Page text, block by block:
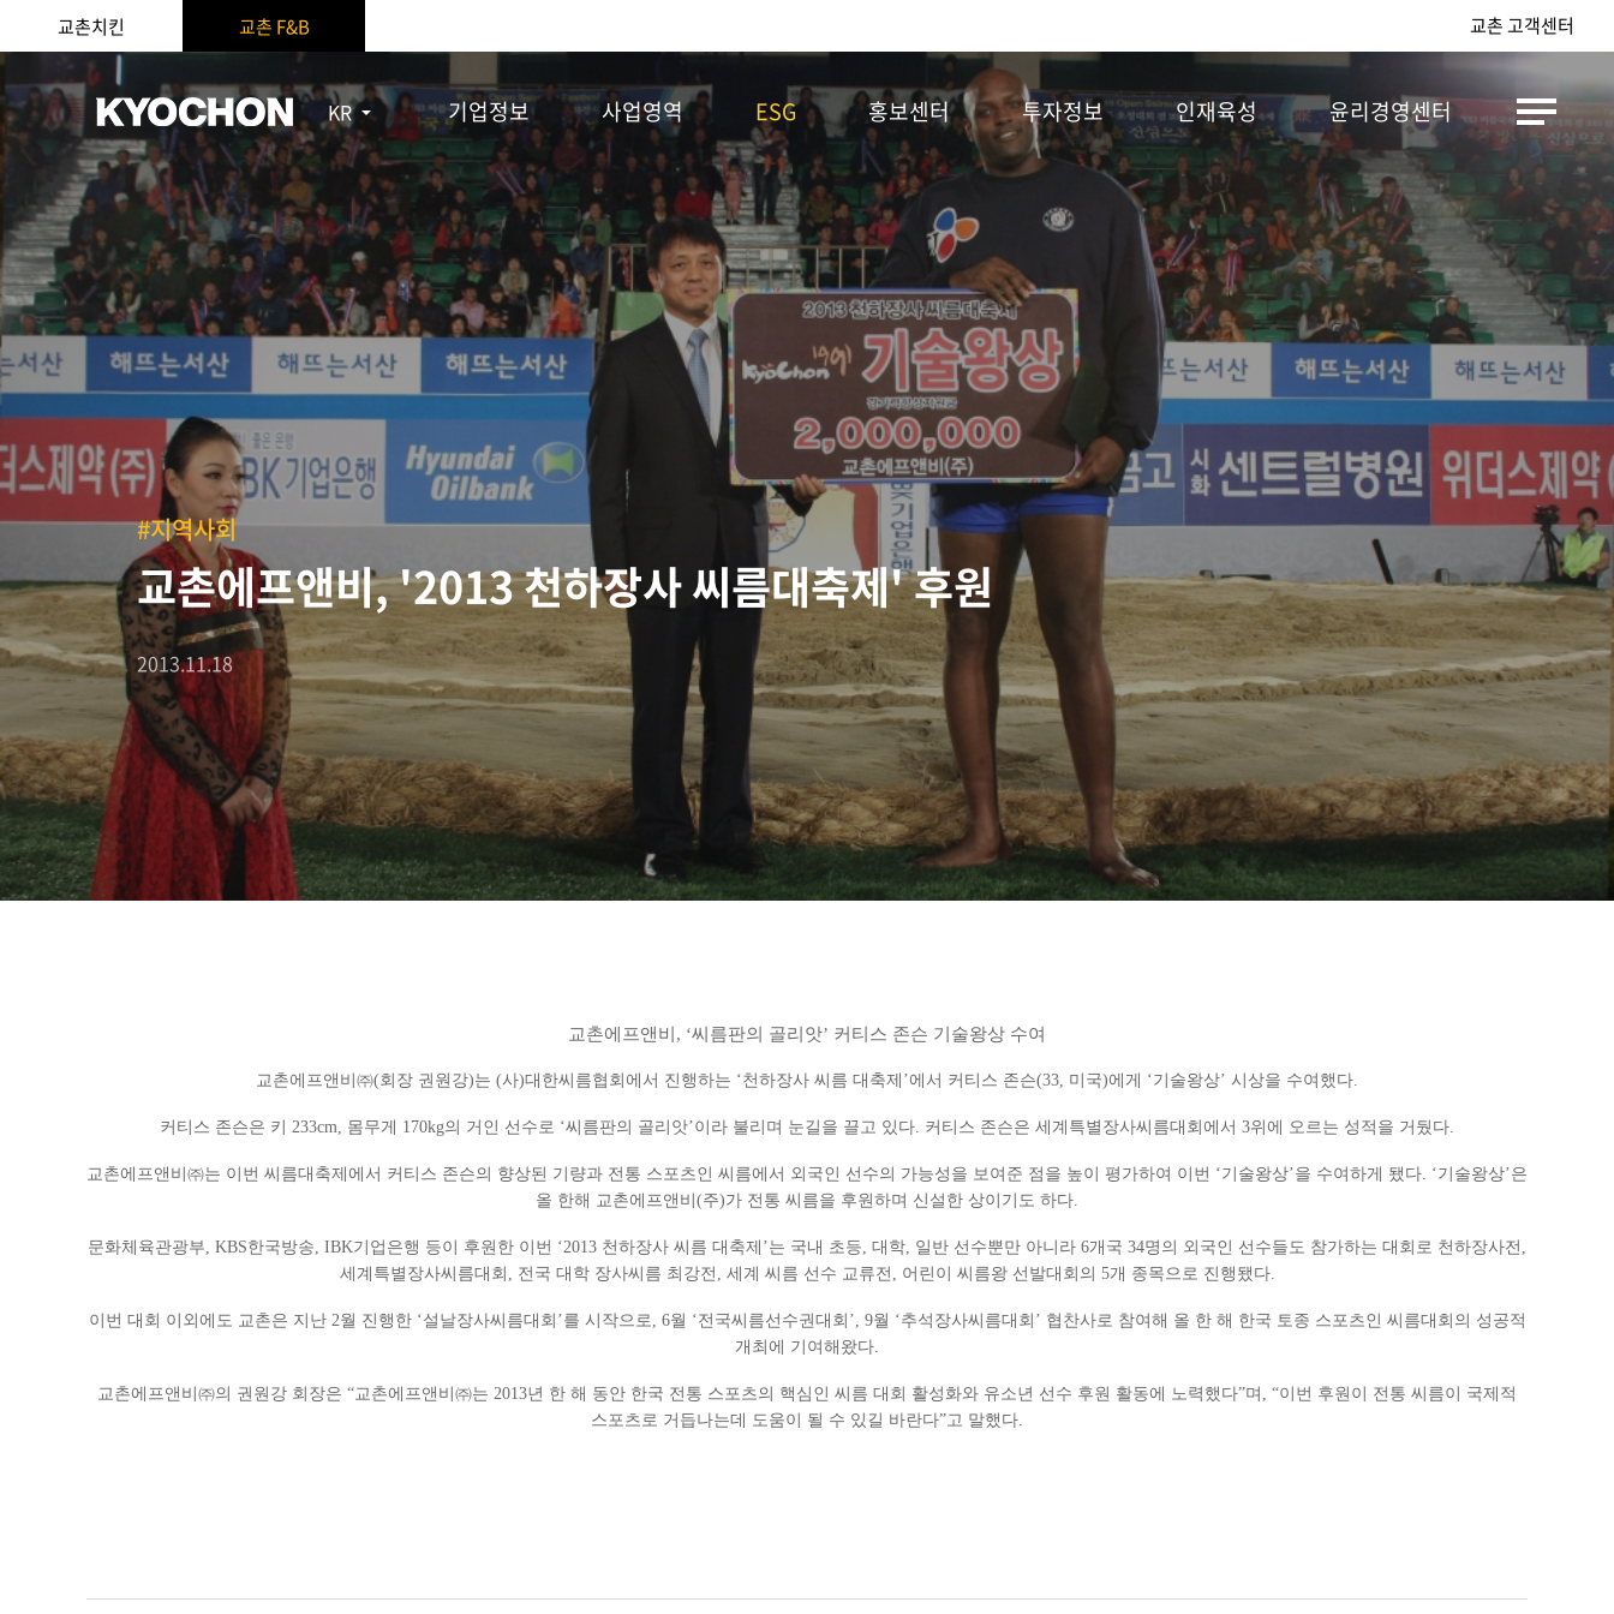
교촌치킨 교촌 F&B 교촌 고객센터
KR 기업정보 사업영역 ESG 홍보센터 투자정보 인재육성 윤리경영센터
#지역사회
교촌에프앤비, '2013 천하장사 씨름대축제' 후원
2013.11.18
교촌에프앤비, ‘씨름판의 골리앗’ 커티스 존슨 기술왕상 수여
교촌에프앤비㈜(회장 권원강)는 (사)대한씨름협회에서 진행하는 ‘천하장사 씨름 대축제’에서 커티스 존슨(33, 미국)에게 ‘기술왕상’ 시상을 수여했다.
커티스 존슨은 키 233cm, 몸무게 170kg의 거인 선수로 ‘씨름판의 골리앗’이라 불리며 눈길을 끌고 있다. 커티스 존슨은 세계특별장사씨름대회에서 3위에 오르는 성적을 거뒀다.
교촌에프앤비㈜는 이번 씨름대축제에서 커티스 존슨의 향상된 기량과 전통 스포츠인 씨름에서 외국인 선수의 가능성을 보여준 점을 높이 평가하여 이번 ‘기술왕상’을 수여하게 됐다. ‘기술왕상’은
올 한해 교촌에프앤비(주)가 전통 씨름을 후원하며 신설한 상이기도 하다.
문화체육관광부, KBS한국방송, IBK기업은행 등이 후원한 이번 ‘2013 천하장사 씨름 대축제’는 국내 초등, 대학, 일반 선수뿐만 아니라 6개국 34명의 외국인 선수들도 참가하는 대회로 천하장사전,
세계특별장사씨름대회, 전국 대학 장사씨름 최강전, 세계 씨름 선수 교류전, 어린이 씨름왕 선발대회의 5개 종목으로 진행됐다.
이번 대회 이외에도 교촌은 지난 2월 진행한 ‘설날장사씨름대회’를 시작으로, 6월 ‘전국씨름선수권대회’, 9월 ‘추석장사씨름대회’ 협찬사로 참여해 올 한 해 한국 토종 스포츠인 씨름대회의 성공적
개최에 기여해왔다.
교촌에프앤비㈜의 권원강 회장은 “교촌에프앤비㈜는 2013년 한 해 동안 한국 전통 스포츠의 핵심인 씨름 대회 활성화와 유소년 선수 후원 활동에 노력했다”며, “이번 후원이 전통 씨름이 국제적
스포츠로 거듭나는데 도움이 될 수 있길 바란다”고 말했다.